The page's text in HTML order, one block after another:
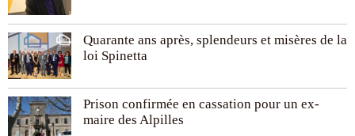
Quarante ans après, splendeurs et misères de la
loi Spinetta
Prison confirmée en cassation pour un ex-
maire des Alpilles